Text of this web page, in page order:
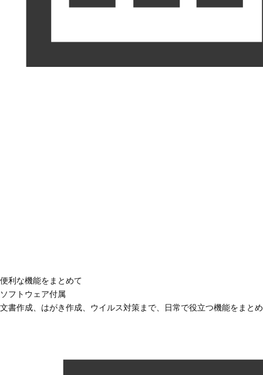
便利な機能をまとめて
ソフトウェア付属
文書作成、はがき作成、ウイルス対策まで、日常で役立つ機能をまと